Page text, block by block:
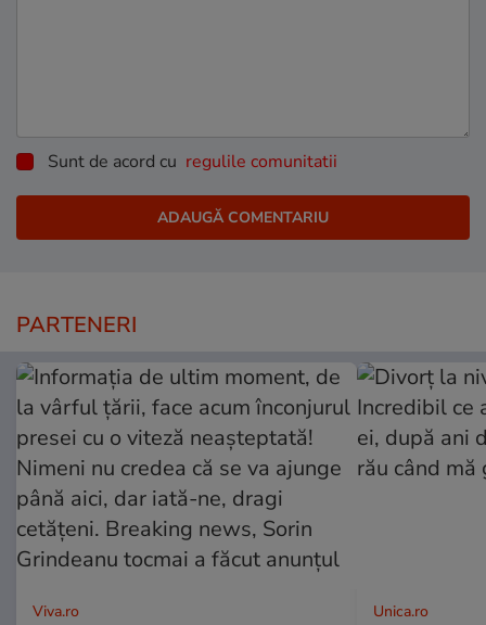
Sunt de acord cu regulile comunitatii
PARTENERI
Viva.ro Unica.ro